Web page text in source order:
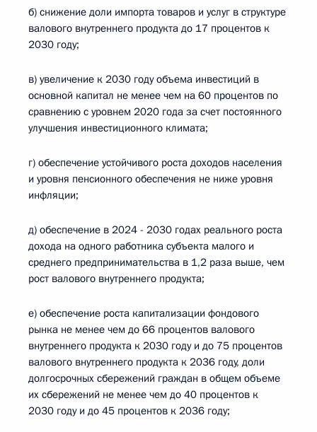
б) снижение доли импорта товаров и услуг в структуре
валового внутреннего продукта до 17 процентов к
2030 году;
в) увеличение к 2030 году объема инвестиций в
основной капитал не менее чем на 60 процентов по
сравнению с уровнем 2020 года за счет постоянного
улучшения инвестиционного климата;
г) обеспечение устойчивого роста доходов населения
и уровня пенсионного обеспечения не ниже уровня
инфляции;
д) обеспечение в 2024 - 2030 годах реального роста
дохода на одного работника субъекта малого и
среднего предпринимательства в 1,2 раза выше, чем
рост валового внутреннего продукта;
е) обеспечение роста капитализации фондового
рынка не менее чем до 66 процентов валового
внутреннего продукта к 2030 году и до 75 процентов
валового внутреннего продукта к 2036 году, доли
долгосрочных сбережений граждан в общем объеме
их сбережений не менее чем до 40 процентов к
2030 году и до 45 процентов к 2036 году;